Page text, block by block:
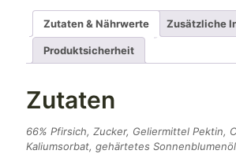
Zutaten & Nährwerte Zusätzliche
Produktsicherheit
Zutaten
66% Pfirsich, Zucker, Geliermittel Pektin,
Kaliumsorbat, gehärtetes Sonnenblumenöl